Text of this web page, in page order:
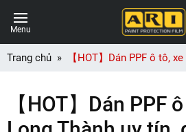
Menu
Trang chủ 【HOT】Dán PPF ô tô,
【HOT】Dán PPF